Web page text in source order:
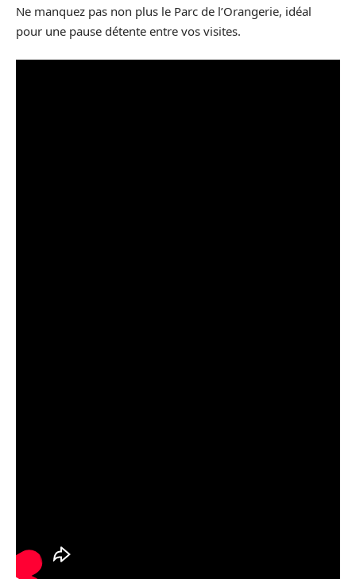
Ne manquez pas non plus le Parc de l’Orangerie, idéal
pour une pause détente entre vos visites.